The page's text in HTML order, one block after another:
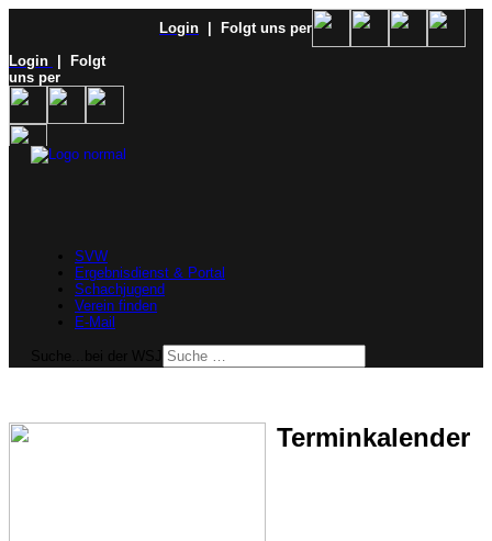
Login
| Folgt uns per
Login
| Folgt
uns per
SVW
Ergebnisdienst & Portal
Schachjugend
Verein finden
E-Mail
Terminkalender